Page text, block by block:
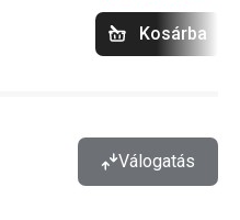
Kosárba
Válogatás